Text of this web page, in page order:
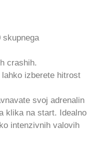
skupnega
crashih.
lahko izberete hitrost
svoj adrenalin
klika na start. Idealno
intenzivnih valovih